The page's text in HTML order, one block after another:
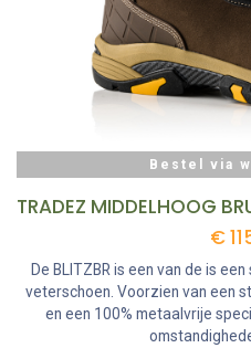
Bestel via
€
De BLITZBR is een van de is
veterschoen. Voorzien van een
en een 100% metaalvrije